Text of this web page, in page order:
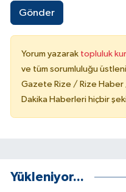
Gönder
Yorum yazarak topluluk
ve tüm sorumluluğu
Gazete Rize / Rize
Dakika Haberleri hiçbir
Yükleniyor...